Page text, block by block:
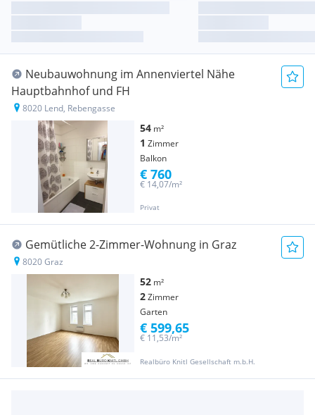
Neubauwohnung im Annenviertel Nähe
Hauptbahnhof und FH
8020 Lend, Rebengasse
54 m²
1 Zimmer
Balkon
Privat
€ 14,07/m²
€ 760
Gemütliche 2-Zimmer-Wohnung in Graz
8020 Graz
52 m²
2Zimmer
Garten
Realbüro Knitl Gesellschaft m.b.H.
€ 11,53/m²
€ 599,65